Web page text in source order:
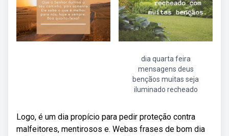
dia quarta feira
mensagens deus
bençãos muitas seja
iluminado recheado
Logo, é um dia propício para pedir proteção contra
malfeitores, mentirosos e. Webas frases de bom dia